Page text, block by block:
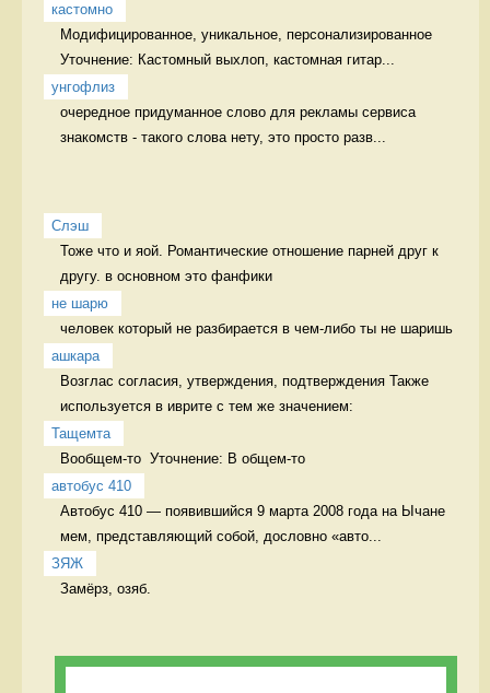
кастомно
Модифицированное, уникальное, персонализированное
Уточнение: Кастомный выхлоп, кастомная гитар...
унгофлиз
очередное придуманное слово для рекламы сервиса
знакомств - такого слова нету, это просто разв...
Слэш
Тоже что и яой. Романтические отношение парней друг к
другу. в основном это фанфики
не шарю
ашкара
Возглас согласия, утверждения, подтверждения Также
используется в иврите с тем же значением:
Тащемта
Вообщем-то  Уточнение: В общем-то
автобус 410
Автобус 410 — появившийся 9 марта 2008 года на Ычане
мем, представляющий собой, дословно «авто...
ЗЯЖ
Замёрз, озяб.